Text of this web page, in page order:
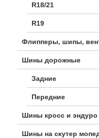
R18/21
R19
Флипперы, шипы,
Шины дорожные
Задние
Передние
Шины кросс и эндуро
Шины на скутер